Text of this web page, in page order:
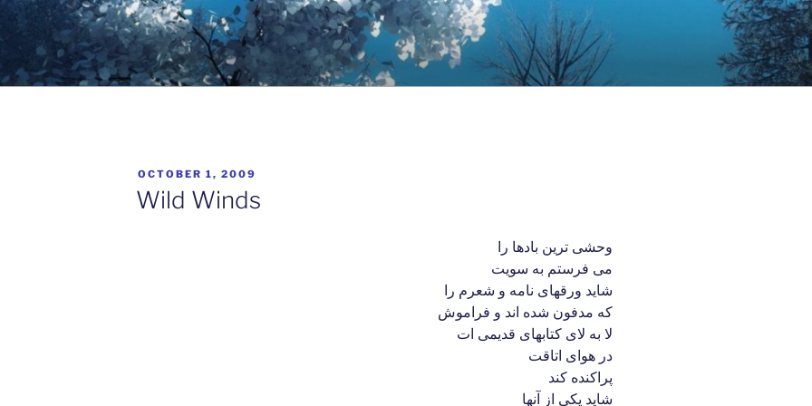
وبگاه دکتر
POSTED
ON
OCTOBER 1, 2009
Wild Winds
وحشی ترین بادها را
می فرستم به سویت
شاید ورقهای نامه و شعرم را
که مدفون شده اند و فراموش
لا به لای کتابهای قدیمی ات
در هوای اتاقت
پراکنده کند
شاید یکی از آنها